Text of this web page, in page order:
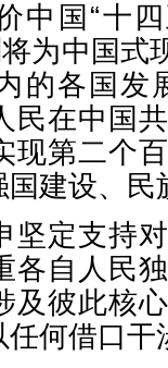
中国“十
将为中国
的各国发
民在中国
现第二个
建设、民
坚定支持
各自人民
及彼此核
任何借口干